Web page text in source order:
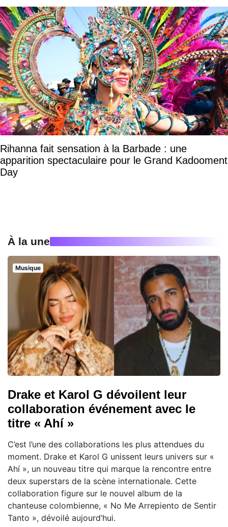
Rihanna fait sensation à la Barbade : une
apparition spectaculaire pour le Grand Kadooment
Day
À la une
Musique
Drake et Karol G dévoilent leur
collaboration événement avec le
titre « Ahí »
C’est l’une des collaborations les plus attendues du
moment. Drake et Karol G unissent leurs univers sur «
Ahí », un nouveau titre qui marque la rencontre entre
deux superstars de la scène internationale. Cette
collaboration figure sur le nouvel album de la
chanteuse colombienne, « No Me Arrepiento de Sentir
Tanto », dévoilé aujourd’hui.